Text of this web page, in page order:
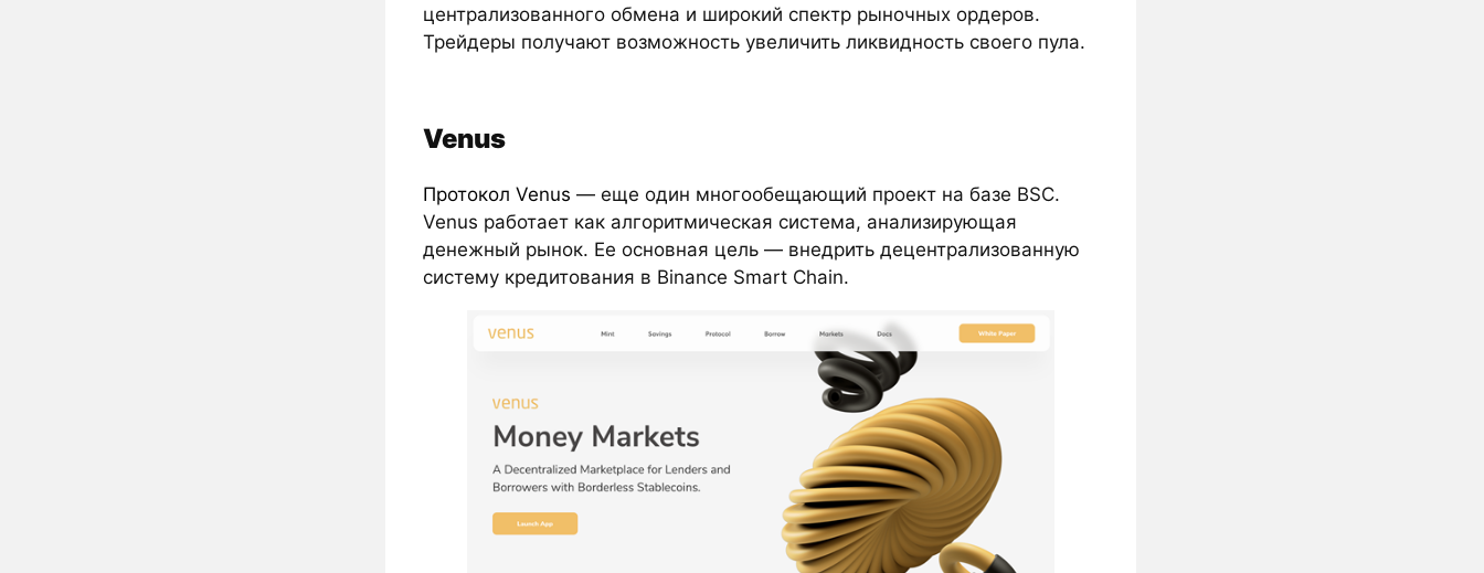
централизованного обмена и широкий спектр рыночных ордеров.
Трейдеры получают возможность увеличить ликвидность своего пула.
Venus
Протокол Venus — еще один многообещающий проект на базе BSC.
Venus работает как алгоритмическая система, анализирующая
денежный рынок. Ее основная цель — внедрить децентрализованную
систему кредитования в Binance Smart Chain.